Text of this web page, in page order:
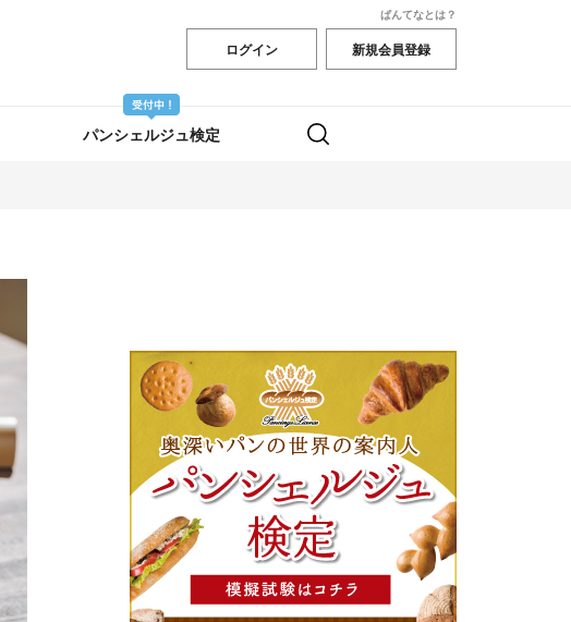
ぱんてなとは？
ログイン 新規会員登録
パンシェルジュ検定